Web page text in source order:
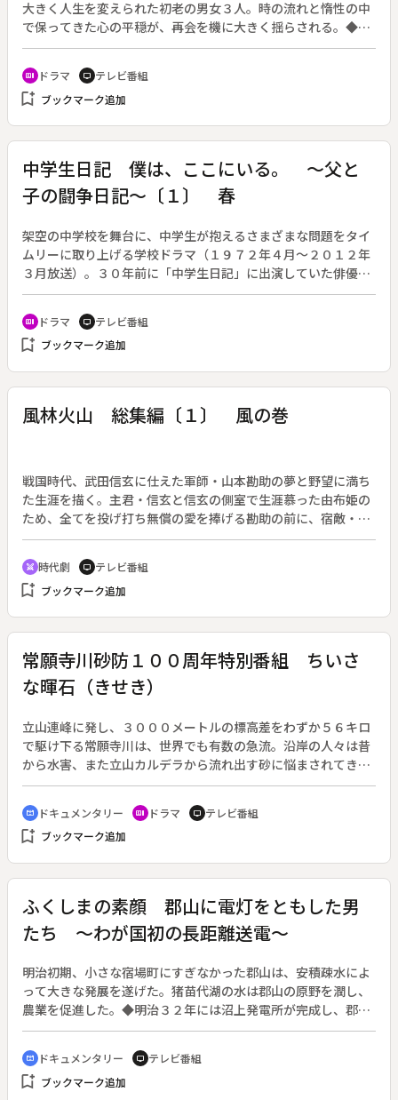
大きく人生を変えられた初老の男女３人。時の流れと惰性の中
で保ってきた心の平穏が、再会を機に大きく揺らされる。◆中
米、サン・ハイメに暮らす津山雄作は、４６年ぶりに日本の地
を踏んだ。亡き母の墓参と、かつての婚約者にもう一度会いた
いと願ってのことだった。婚約者・典子を日本に残した単身赴
任中に雄作は暴動に巻き込まれて投獄された。同期入社の岡野
とができなかった。やがて典子と卓己が結婚したと聞いた雄作
は、以来日本のことは忘れようとしてきたのだった。
recent_actors ドラマ tv テレビ番組
bookmark_add ブックマーク追加
中学生日記 僕は、ここにいる。 ～父と
子の闘争日記～〔１〕 春
架空の中学校を舞台に、中学生が抱えるさまざまな問題をタイ
ムリーに取り上げる学校ドラマ（１９７２年４月～２０１２年
３月放送）。３０年前に「中学生日記」に出演していた俳優の
近藤芳正と、作家の重松清の共同企画により、受験を前に人生
について考え始める中学生と、彼と向き合うことで自分の人生
を振り返る父が、ぶつかりあいながらお互いを認め合うまでの
１年間を描く。（２００７年４月７日～２００８年３月８日放
ら名古屋に引っ越して来た。建設会社に勤め、故郷の名古屋支
社に転勤になった父・近藤芳正と、中学３年生の息子・翔。翔
は東京の中学校でひどいいじめに遭い、その過去を忘れようと
間関係への怖れから新しい環境に馴染めない翔は、志賀先生
（浜丘麻矢）の美術の授業中に突然叫び出し、学校から逃走し
た。翔に一体何が起こったのか…。
recent_actors ドラマ tv テレビ番組
bookmark_add ブックマーク追加
風林火山 総集編〔１〕 風の巻
戦国時代、武田信玄に仕えた軍師・山本勘助の夢と野望に満ち
た生涯を描く。主君・信玄と信玄の側室で生涯慕った由布姫の
ため、全てを投げ打ち無償の愛を捧げる勘助の前に、宿敵・上
杉謙信が立ちはだかる。ＮＨＫ大河ドラマ第４６作（２００７
年１月７日～１２月１６日放送、全５０回）の総集編（全４
回）。原作：井上靖。◆総集編・第一部「風の巻」。三河浪
人・山本勘助（内野聖陽）は、諸国武者修行中の浪人。甲斐で
ミツが甲斐の国主・武田信虎（仲代達矢）によって射殺された
ことから、勘助は武田への復讐を生きる目的とするようにな
る。一方、武田の嫡男・晴信（市川亀治郎）は、戦に明け暮れ
領国を省みない信虎への批判を強め、信虎を追放し家督を奪う
swords 時代劇 tv テレビ番組
bookmark_add ブックマーク追加
常願寺川砂防１００周年特別番組 ちいさ
な暉石（きせき）
立山連峰に発し、３０００メートルの標高差をわずか５６キロ
で駆け下る常願寺川は、世界でも有数の急流。沿岸の人々は昔
から水害、また立山カルデラから流れ出す砂に悩まされてき
た。今も続く砂防工事の着工１００年を記念し、ドラマを軸に
ドキュメントを織り交ぜて「砂防」とそれにかかわる「人間」
を描く。◆ささいなことで夫とケンカをした麻衣子は、祖母が
住む富山へとやってきた。前に訪れたのは１０年前、祖父の葬
ず、不精で無口だった記憶しかない。祖母はそんな麻衣子に、
祖父が書き残した「常願寺川砂防作業日誌」を手渡すのだっ
た。
cinematic_blur ドキュメンタリー recent_actors ドラマ tv テレビ番組
bookmark_add ブックマーク追加
ふくしまの素顔 郡山に電灯をともした男
たち ～わが国初の長距離送電～
明治初期、小さな宿場町にすぎなかった郡山は、安積疎水によ
って大きな発展を遂げた。猪苗代湖の水は郡山の原野を潤し、
農業を促進した。◆明治３２年には沼上発電所が完成し、郡山
まで約２３キロを高圧送電することに成功する。これは日本の
高圧長距離発電の草分けと言われた。この電力は工場の動力と
なり、また郡山に初めての電灯を灯すことになる。この電力を
求めてたくさんの資本が郡山に集まり、郡山の商工業は急速に
cinematic_blur ドキュメンタリー tv テレビ番組
bookmark_add ブックマーク追加